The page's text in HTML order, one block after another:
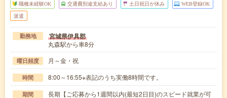
職種未経験OK 交通費別途支給あり 土日祝日が休み WEB登録OK
派遣
勤務地 宮城県伊具郡
丸森駅から車8分
曜日頻度 月～金・祝
時間 8:00～16:55※表記のうち実働8時間です。
期間 長期【ご応募から1週間以内(最短2日目)のスピード就業が可